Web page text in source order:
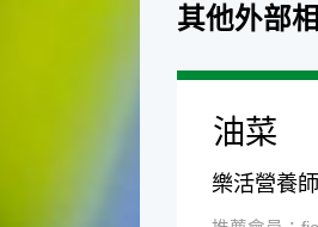
其他外部
油菜
樂活營養師